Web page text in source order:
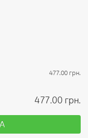
477.00 грн.
477.00 грн.